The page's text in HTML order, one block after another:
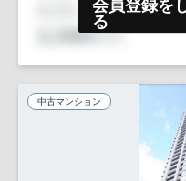
会員登録を
る
中古マンション